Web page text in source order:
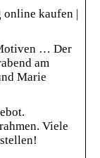
kaufen |
… Der
am
Marie
Viele